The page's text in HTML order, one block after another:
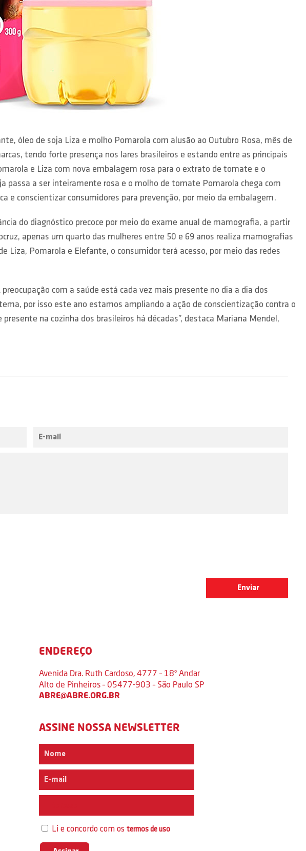
óleo de soja Liza e molho Pomarola com alusão ao Outubro Rosa, mês de
tendo forte presença nos lares brasileiros e estando entre as principais
e Liza com nova embalagem rosa para o extrato de tomate e o
passa a ser inteiramente rosa e o molho de tomate Pomarola chega com
e conscientizar consumidores para prevenção, por meio da embalagem.
do diagnóstico precoce por meio do exame anual de mamografia, a partir
apenas um quarto das mulheres entre 50 e 69 anos realiza mamografias
Pomarola e Elefante, o consumidor terá acesso, por meio das redes
com a saúde está cada vez mais presente no dia a dia dos
por isso este ano estamos ampliando a ação de conscientização contra o
na cozinha dos brasileiros há décadas”, destaca Mariana Mendel,
ENDEREÇO
Avenida Dra. Ruth Cardoso, 4777 – 18º Andar
Alto de Pinheiros – 05477-903 – São Paulo SP
ABRE@ABRE.ORG.BR
ASSINE NOSSA NEWSLETTER
Li e concordo com ostermos de uso